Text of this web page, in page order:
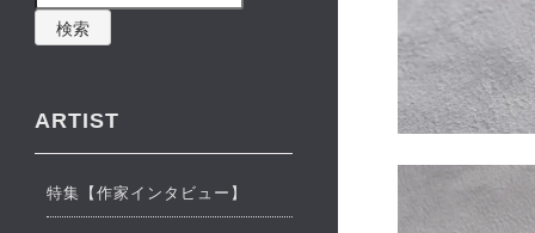
検索
ARTIST
特集【作家インタビュー】